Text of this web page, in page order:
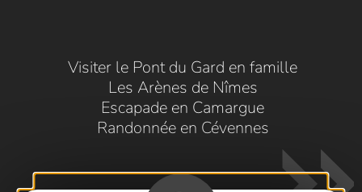
Visiter le Pont du Gard en famille
Les Arènes de Nîmes
Escapade en Camargue
Randonnée en Cévennes